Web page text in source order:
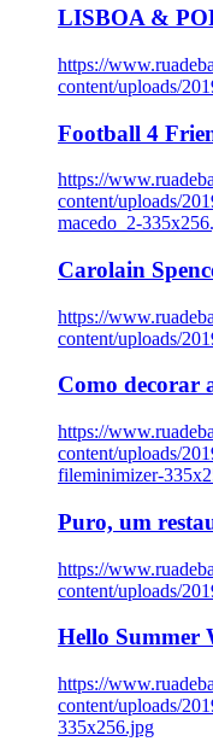
LISBOA &
https://
content/uploads/
Football 4
https://
content/uploads/
macedo_2-
Carolain
https://
content/uploads/
Como decorar
https://
content/uploads/
fileminimizer-
Puro, um
https://
content/uploads/
Hello Summer
https://
content/uploads/
335x256.jpg